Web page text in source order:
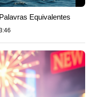
Equivalentes